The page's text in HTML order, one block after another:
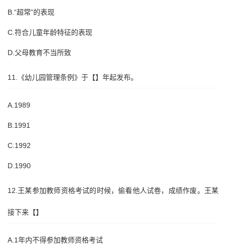
B.“超常”的表现
C.符合儿童年龄特征的表现
D.父母教育不当所致
11.《幼儿园管理条例》于【】年起发布。
A.1989
B.1991
C.1992
D.1990
12.王某参加教师资格考试的时候，偷看他人试卷，成绩作废。王某
接下来【】
A.1年内不得参加教师资格考试